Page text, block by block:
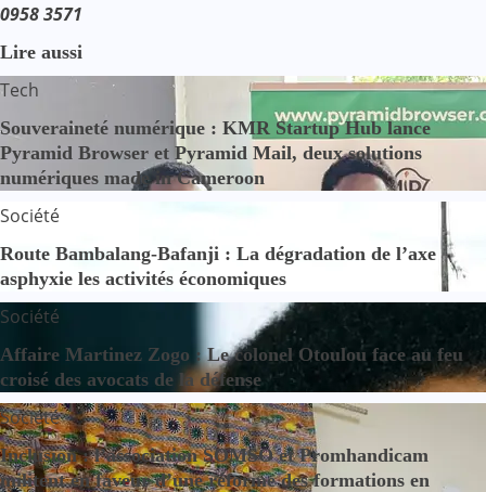
0958 3571
Lire aussi
Tech
Souveraineté numérique : KMR Startup Hub lance
Pyramid Browser et Pyramid Mail, deux solutions
numériques made in Cameroon
Société
Route Bambalang-Bafanji : La dégradation de l’axe
asphyxie les activités économiques
Société
Affaire Martinez Zogo : Le colonel Otoulou face au feu
croisé des avocats de la défense
Société
Inclusion : l’association SOMSO et Promhandicam
militent en faveur d’une réforme des formations en